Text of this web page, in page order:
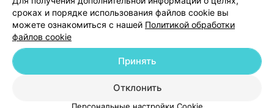
© 2026 ООО «Артокс Лаб», УНП 191700409
| 220012, Республика Беларусь,
Служба поддержки +375 291212755
сроках и порядке использования файлов cookie вы
можете ознакомиться с нашей Политикой обработки
файлов cookie
Отклонить
Принять